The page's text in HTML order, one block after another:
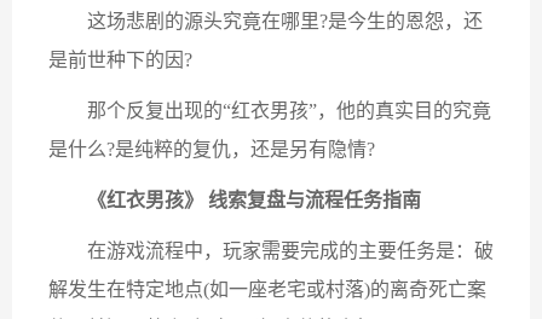
这场悲剧的源头究竟在哪里?是今生的恩怨，还
是前世种下的因?
那个反复出现的“红衣男孩”，他的真实目的究竟
是什么?是纯粹的复仇，还是另有隐情?
《红衣男孩》 线索复盘与流程任务指南
在游戏流程中，玩家需要完成的主要任务是：破
解发生在特定地点(如一座老宅或村落)的离奇死亡案